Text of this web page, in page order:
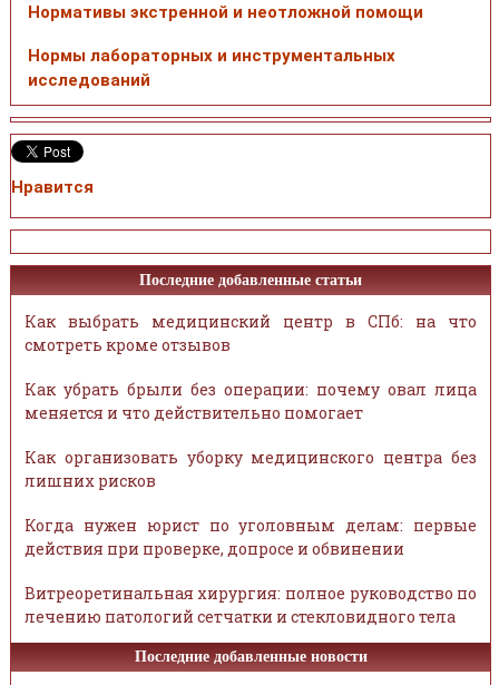
Нормативы экстренной и неотложной помощи
Нормы лабораторных и инструментальных
исследований
Нравится
Последние добавленные статьи
Как выбрать медицинский центр в СПб: на что
смотреть кроме отзывов
Как убрать брыли без операции: почему овал лица
меняется и что действительно помогает
Как организовать уборку медицинского центра без
лишних рисков
Когда нужен юрист по уголовным делам: первые
действия при проверке, допросе и обвинении
Витреоретинальная хирургия: полное руководство по
лечению патологий сетчатки и стекловидного тела
Последние добавленные новости